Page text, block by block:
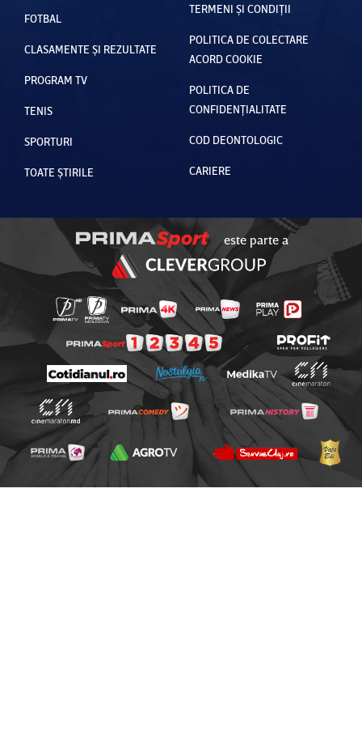
FOTBAL
CLASAMENTE ȘI REZULTATE
PROGRAM TV
TENIS
SPORTURI
TOATE ȘTIRILE
TERMENI ȘI CONDIȚII
POLITICA DE COLECTARE
ACORD COOKIE
POLITICA DE
CONFIDENȚIALITATE
COD DEONTOLOGIC
CARIERE
este parte a